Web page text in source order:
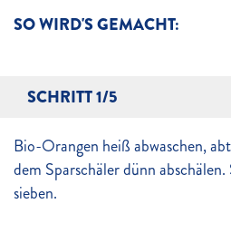
SO WIRD'S GEMACHT:
SCHRITT 1/5
Bio-Orangen heiß abwaschen,
dem Sparschäler dünn
sieben.